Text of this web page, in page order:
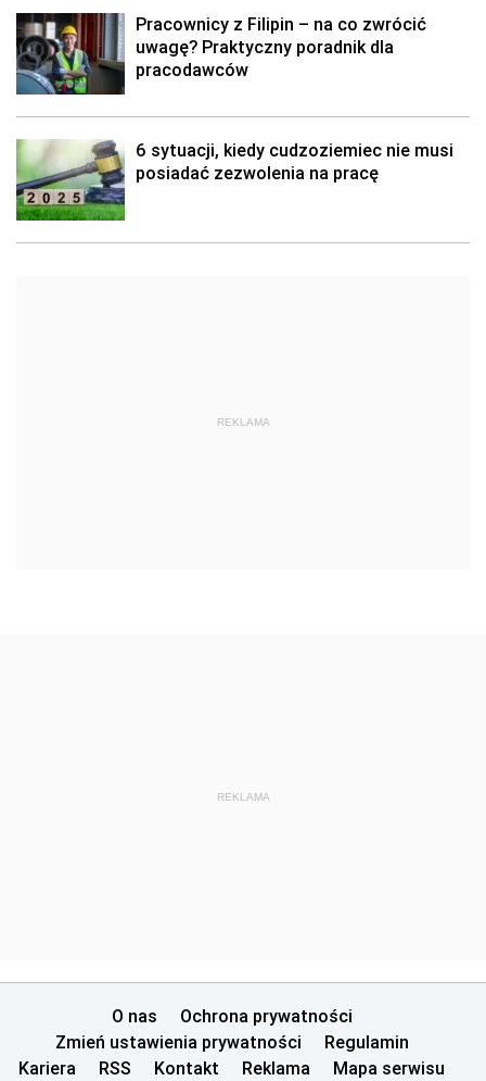
Pracownicy z Filipin – na co zwrócić
uwagę? Praktyczny poradnik dla
pracodawców
6 sytuacji, kiedy cudzoziemiec nie musi
posiadać zezwolenia na pracę
REKLAMA
REKLAMA
O nas
Ochrona prywatności
Zmień ustawienia prywatności
Regulamin
Kariera
RSS Kontakt Reklama Mapa serwisu